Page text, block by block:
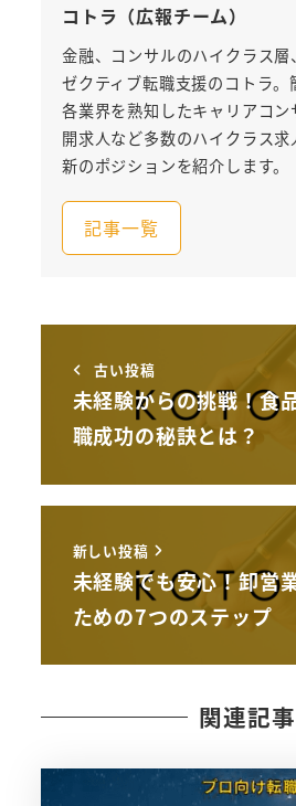
コトラ（広報チーム）
金融、コンサルのハイクラス
ゼクティブ転職支援のコトラ。
各業界を熟知したキャリアコ
開求人など多数のハイクラス
新のポジションを紹介します。
記事一覧
古い投稿
未経験からの挑戦！食
職成功の秘訣とは？
新しい投稿
未経験でも安心！卸営
ための7つのステップ
関連記事